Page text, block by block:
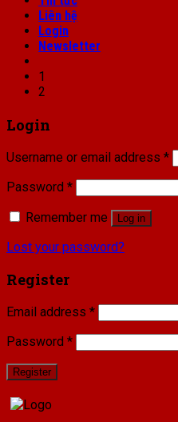
Liên hệ
Login
Newsletter
1
2
Login
Username or email address *
Password *
Remember me
Log in
Lost your password?
Register
Email address *
Password *
Register